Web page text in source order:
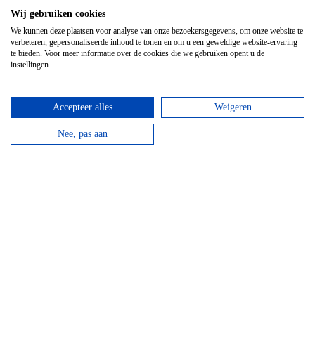
Huur een mountainbike voor een halve dag en fiets
langs de beroemde Achouffe brouwerij.
bekijken
Top hotels
Wij gebruiken cookies
We kunnen deze plaatsen voor analyse van onze bezoekersgegevens, om onze website te
verbeteren, gepersonaliseerde inhoud te tonen en om u een geweldige website-ervaring
te bieden. Voor meer informatie over de cookies die we gebruiken opent u de
instellingen.
Accepteer alles Weigeren
Nee, pas aan